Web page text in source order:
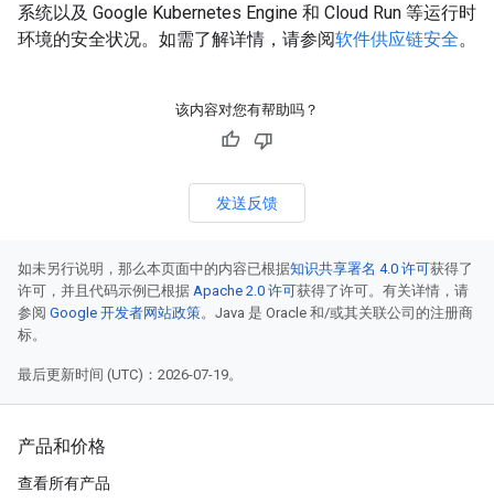
系统以及 Google Kubernetes Engine 和 Cloud Run 等运行时
环境的安全状况。如需了解详情，请参阅软件供应链安全。
该内容对您有帮助吗？
发送反馈
如未另行说明，那么本页面中的内容已根据知识共享署名 4.0 许可获得了
许可，并且代码示例已根据 Apache 2.0 许可获得了许可。有关详情，请
参阅 Google 开发者网站政策。Java 是 Oracle 和/或其关联公司的注册商
标。
最后更新时间 (UTC)：2026-07-19。
产品和价格
查看所有产品